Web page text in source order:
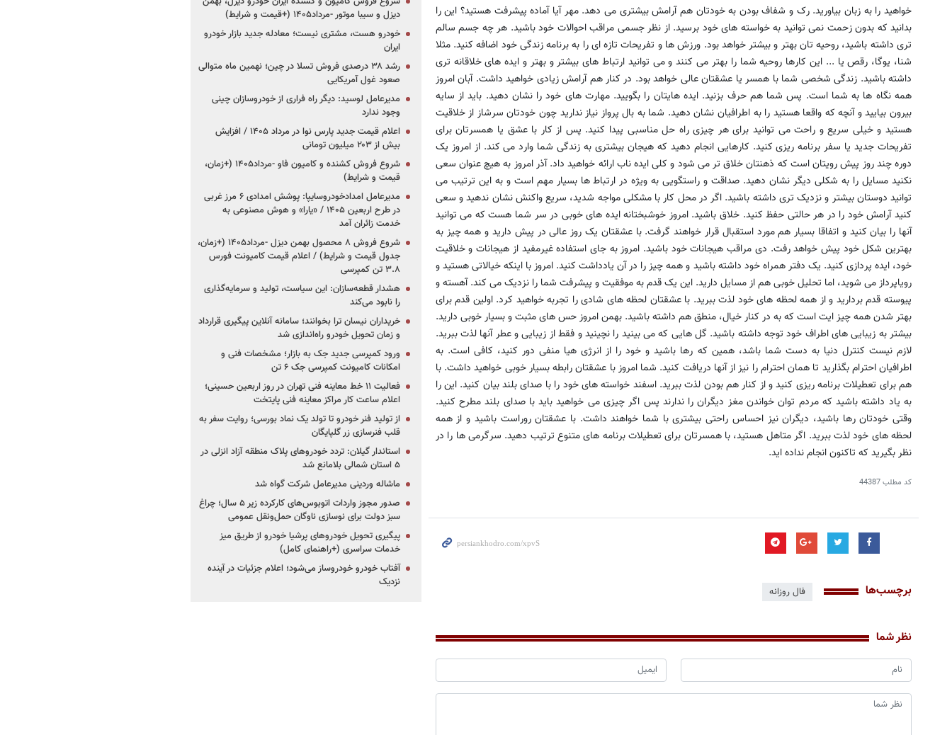
خواهید را به زبان بیاورید. رک و شفاف بودن به خودتان هم آرامش بیشتری می دهد. مهر آیا آماده پیشرفت هستید؟ این را
بدانید که بدون زحمت نمی توانید به خواسته های خود برسید. از نظر جسمی مراقب احوالات خود باشید. هر چه جسم سالم
تری داشته باشید، روحیه تان بهتر و بیشتر خواهد بود. ورزش ها و تفریحات تازه ای را به برنامه زندگی خود اضافه کنید. مثلا
شنا، یوگا، رقص یا ... این کارها روحیه شما را بهتر می کنند و می توانید ارتباط های بیشتر و بهتر و ایده های خلاقانه تری
داشته باشید. زندگی شخصی شما با همسر یا عشقتان عالی خواهد بود. در کنار هم آرامش زیادی خواهید داشت. آبان امروز
همه نگاه ها به شما است. پس شما هم حرف بزنید. ایده هایتان را بگویید. مهارت های خود را نشان دهید. باید از سایه
بیرون بیایید و آنچه که واقعا هستید را به اطرافیان نشان دهید. شما به بال پرواز نیاز ندارید چون خودتان سرشاز از خلاقیت
هستید و خیلی سریع و راحت می توانید برای هر چیزی راه حل مناسبی پیدا کنید. پس از کار با عشق یا همسرتان برای
تفریحات جدید یا سفر برنامه ریزی کنید. کارهایی انجام دهید که هیجان بیشتری به زندگی شما وارد می کند. از امروز یک
دوره چند روز پیش رویتان است که ذهنتان خلاق تر می شود و کلی ایده ناب ارائه خواهید داد. آذر امروز به هیچ عنوان سعی
نکنید مسایل را به شکلی دیگر نشان دهید. صداقت و راستگویی به ویژه در ارتباط ها بسیار مهم است و به این ترتیب می
توانید دوستان بیشتر و نزدیک تری داشته باشید. اگر در محل کار با مشکلی مواجه شدید، سریع واکنش نشان ندهید و سعی
کنید آرامش خود را در هر حالتی حفظ کنید. خلاق باشید. امروز خوشبختانه ایده های خوبی در سر شما هست که می توانید
آنها را بیان کنید و اتفاقا بسیار هم مورد استقبال قرار خواهند گرفت. با عشقتان یک روز عالی در پیش دارید و همه چیز به
بهترین شکل خود پیش خواهد رفت. دی مراقب هیجانات خود باشید. امروز به جای استفاده غیرمفید از هیجانات و خلاقیت
خود، ایده پردازی کنید. یک دفتر همراه خود داشته باشید و همه چیز را در آن یادداشت کنید. امروز با اینکه خیالاتی هستید و
رویاپرداز می شوید، اما تحلیل خوبی هم از مسایل دارید. این یک قدم به موفقیت و پیشرفت شما را نزدیک می کند. آهسته و
پیوسته قدم بردارید و از همه لحظه های خود لذت ببرید. با عشقتان لحظه های شادی را تجربه خواهید کرد. اولین قدم برای
بهتر شدن همه چیز ایت است که به در کنار خیال، منطق هم داشته باشید. بهمن امروز حس های مثبت و بسیار خوبی دارید.
بیشتر به زیبایی های اطراف خود توجه داشته باشید. گل هایی که می بینید را نچینید و فقط از زیبایی و عطر آنها لذت ببرید.
لازم نیست کنترل دنیا به دست شما باشد، همین که رها باشید و خود را از انرژی هیا منفی دور کنید، کافی است. به
اطرافیان احترام بگذارید تا همان احترام را نیز از آنها دریافت کنید. شما امروز با عشقتان رابطه بسیار خوبی خواهید داشت. با
هم برای تعطیلات برنامه ریزی کنید و از کنار هم بودن لذت ببرید. اسفند خواسته های خود را با صدای بلند بیان کنید. این را
به یاد داشته باشید که مردم توان خواندن مغز دیگران را ندارند پس اگر چیزی می خواهید باید با صدای بلند مطرح کنید.
وقتی خودتان رها باشید، دیگران نیز احساس راحتی بیشتری با شما خواهند داشت. با عشقتان روراست باشید و از همه
لحظه های خود لذت ببرید. اگر متاهل هستید، با همسرتان برای تعطیلات برنامه های متنوع ترتیب دهید. سرگرمی ها را در
نظر بگیرید که تاکنون انجام نداده اید.
کد مطلب44387
برچسب‌ها فال روزانه
نظر شما
دیزل و سیبا موتور -مرداد۱۴۰۵ (+قیمت و شرایط)
خودرو هست، مشتری نیست؛ معادله جدید بازار خودرو
ایران
رشد ۳۸ درصدی فروش تسلا در چین؛ نهمین ماه متوالی
صعود غول آمریکایی
مدیرعامل لوسید: دیگر راه فراری از خودروسازان چینی
وجود ندارد
اعلام قیمت جدید پارس نوا در مرداد ۱۴۰۵ / افزایش
بیش از ۲۰۳ میلیون تومانی
شروع فروش کشنده و کامیون فاو -مرداد۱۴۰۵ (+زمان،
قیمت و شرایط)
مدیرعامل امدادخودروسایپا: پوشش امدادی ۶ مرز غربی
در طرح اربعین ۱۴۰۵ / «یارا» و هوش مصنوعی به
خدمت زائران آمد
شروع فروش ۸ محصول بهمن دیزل -مرداد۱۴۰۵ (+زمان،
جدول قیمت و شرایط) / اعلام قیمت کامیونت فورس
۳.۸ تن کمپرسی
هشدار قطعه‌سازان: این سیاست، تولید و سرمایه‌گذاری
را نابود می‌کند
خریداران نیسان ترا بخوانند؛ سامانه آنلاین پیگیری قرارداد
و زمان تحویل خودرو راه‌اندازی شد
ورود کمپرسی جدید جک به بازار؛ مشخصات فنی و
امکانات کامیونت کمپرسی جک ۶ تن
فعالیت ۱۱ خط معاینه فنی تهران در روز اربعین حسینی؛
اعلام ساعت کار مراکز معاینه فنی پایتخت
از تولید فنر خودرو تا تولد یک نماد بورسی؛ روایت سفر به
قلب فنرسازی زر گلپایگان
استاندار گیلان: تردد خودروهای پلاک منطقه آزاد انزلی در
۵ استان شمالی بلامانع شد
ماشاله وردینی مدیرعامل شرکت گواه شد
صدور مجوز واردات اتوبوس‌های کارکرده زیر ۵ سال؛ چراغ
سبز دولت برای نوسازی ناوگان حمل‌ونقل عمومی
پیگیری تحویل خودروهای پرشیا خودرو از طریق میز
خدمات سراسری (+راهنمای کامل)
آفتاب خودرو خودروساز می‌شود؛ اعلام جزئیات در آینده
نزدیک